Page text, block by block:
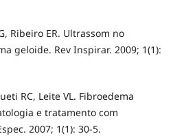
Ribeiro ER. Ultrassom no
geloide. Rev Inspirar. 2009; 1(1):
RC, Leite VL. Fibroedema
e tratamento com
2007; 1(1): 30-5.